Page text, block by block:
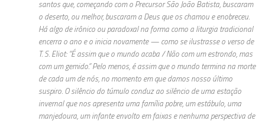
santos que, começando com o Precursor São João Batista, buscaram
o deserto, ou melhor, buscaram a Deus que os chamou e enobreceu.
Há algo de irônico ou paradoxal na forma como a liturgia tradicional
encerra o ano e o inicia novamente — como se ilustrasse o verso de
T. S. Eliot: “É assim que o mundo acaba / Não com um estrondo, mas
com um gemido.” Pelo menos, é assim que o mundo termina na morte
de cada um de nós, no momento em que damos nosso último
suspiro. O silêncio do túmulo conduz ao silêncio de uma estação
invernal que nos apresenta uma família pobre, um estábulo, uma
manjedoura, um infante envolto em faixas e nenhuma perspectiva de